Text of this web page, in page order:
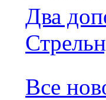
Два
Все